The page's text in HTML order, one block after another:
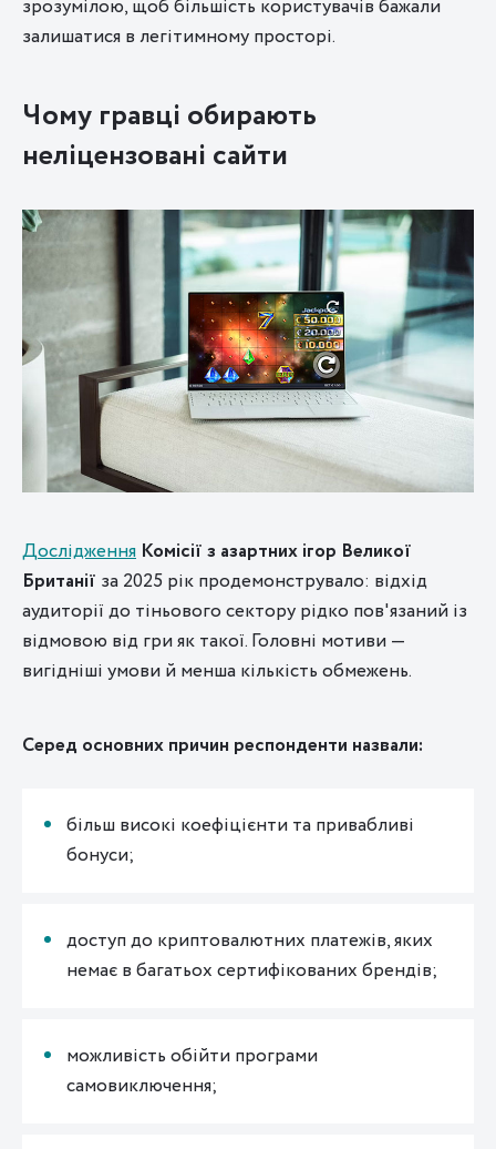
зрозумілою, щоб більшість користувачів бажали
залишатися в легітимному просторі.
Чому гравці обирають
неліцензовані сайти
Дослідження Комісії з азартних ігор Великої
Британії за 2025 рік продемонструвало: відхід
аудиторії до тіньового сектору рідко пов'язаний із
відмовою від гри як такої. Головні мотиви —
вигідніші умови й менша кількість обмежень.
Серед основних причин респонденти назвали:
більш високі коефіцієнти та привабливі
бонуси;
доступ до криптовалютних платежів, яких
немає в багатьох сертифікованих брендів;
можливість обійти програми
самовиключення;